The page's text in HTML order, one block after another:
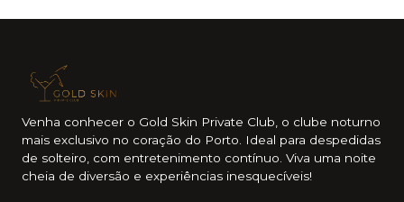
Venha conhecer o Gold Skin Private Club, o clube noturno
mais exclusivo no coração do Porto. Ideal para despedidas
de solteiro, com entretenimento contínuo. Viva uma noite
cheia de diversão e experiências inesquecíveis!